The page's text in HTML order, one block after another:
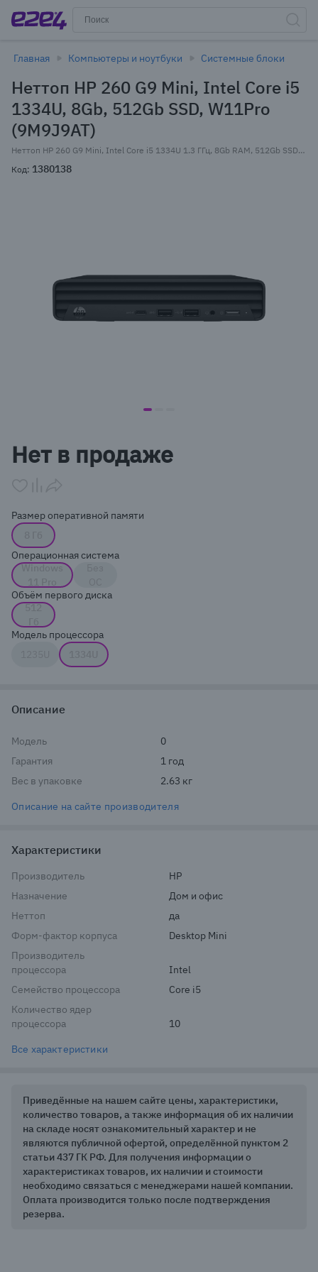
Главная Компьютеры и ноутбуки Системные блоки
Неттоп HP 260 G9 Mini, Intel Core i5
1334U, 8Gb, 512Gb SSD, W11Pro
(9M9J9AT)
Неттоп HP 260 G9 Mini, Intel Core i5 1334U 1.3 ГГц, 8Gb RAM, 512Gb SSD, Wi-Fi, BT, W11Pro, черный, только клавиатура (9M9J9AT)
Код: 1380138
item
of
3
Нет в продаже
Размер оперативной памяти
Операционная система
Windows
Объём первого диска
512
Модель процессора
Описание
Модель
0
Гарантия
1 год
Вес в упаковке
2.63 кг
Описание на сайте производителя
Характеристики
Производитель
HP
Назначение
Дом и офис
Неттоп
да
Форм-фактор корпуса
Desktop Mini
Производитель
процессора
Intel
Семейство процессора
Core i5
Количество ядер
процессора
10
Все характеристики
Приведённые на нашем сайте цены, характеристики,
количество товаров, а также информация об их наличии
на складе носят ознакомительный характер и не
являются публичной офертой, определённой пунктом 2
статьи 437 ГК РФ. Для получения информации о
характеристиках товаров, их наличии и стоимости
необходимо связаться с менеджерами нашей компании.
Оплата производится только после подтверждения
резерва.